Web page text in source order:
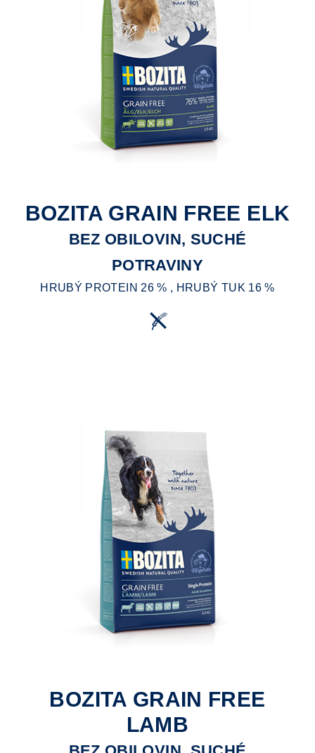
BOZITA GRAIN FREE ELK
BEZ OBILOVIN, SUCHÉ
POTRAVINY
HRUBÝ PROTEIN 26 % , HRUBÝ TUK 16 %
BOZITA GRAIN FREE
LAMB